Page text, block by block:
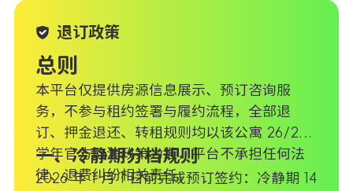
退订政策
总则
本平台仅提供房源信息展示、预订咨询服
务，不参与租约签署与履约流程，全部退
订、押金退还、转租规则均以该公寓 26/27
学年官方取消政策为准，平台不承担任何法
律、退费纠纷相关责任。
一、冷静期分档规则
2026 年 1 月 1 日前完成预订签约：冷静期 14